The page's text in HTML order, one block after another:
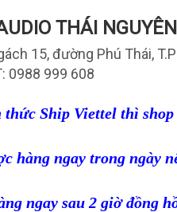
THÁI NGUYÊN
15, đường Phú Thái,
0988 999 608
Ship Viettel thì
hàng ngay trong ngày
ngay sau 2 giờ đồng